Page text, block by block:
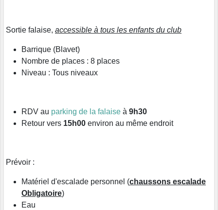
Sortie falaise, accessible à tous les enfants du club
Barrique (Blavet)
Nombre de places : 8 places
Niveau : Tous niveaux
RDV au parking de la falaise à 9h30
Retour vers 15h00 environ au même endroit
Prévoir :
Matériel d'escalade personnel (chaussons escalade
Obligatoire)
Eau